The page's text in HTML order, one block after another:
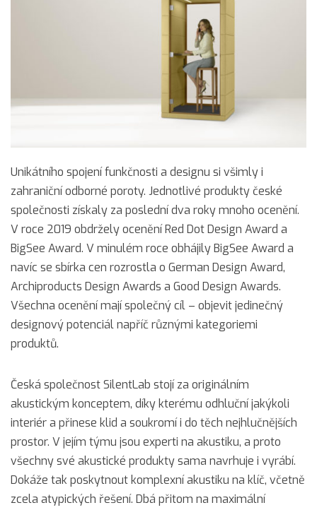
Unikátního spojení funkčnosti a designu si všimly i
zahraniční odborné poroty. Jednotlivé produkty české
společnosti získaly za poslední dva roky mnoho ocenění.
V roce 2019 obdržely ocenění Red Dot Design Award a
BigSee Award. V minulém roce obhájily BigSee Award a
navíc se sbírka cen rozrostla o German Design Award,
Archiproducts Design Awards a Good Design Awards.
Všechna ocenění mají společný cíl – objevit jedinečný
designový potenciál napříč různými kategoriemi
produktů.
Česká společnost SilentLab stojí za originálním
akustickým konceptem, díky kterému odhluční jakýkoli
interiér a přinese klid a soukromí i do těch nejhlučnějších
prostor. V jejím týmu jsou experti na akustiku, a proto
všechny své akustické produkty sama navrhuje i vyrábí.
Dokáže tak poskytnout komplexní akustiku na klíč, včetně
zcela atypických řešení. Dbá přitom na maximální